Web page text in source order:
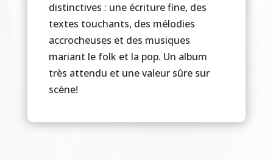
distinctives : une écriture fine, des
textes touchants, des mélodies
accrocheuses et des musiques
mariant le folk et la pop. Un album
très attendu et une valeur sûre sur
scène!